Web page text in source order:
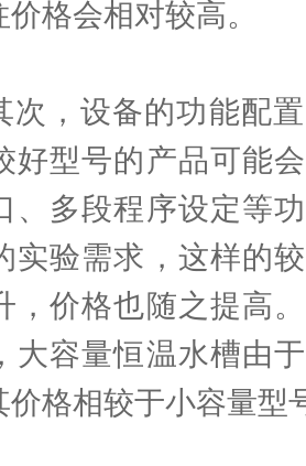
格会相对较高。
设备的功能配置
好型号的产品可能
、多段程序设定等
实验需求，这样的
，价格也随之提高
大容量恒温水槽由
价格相较于小容量型